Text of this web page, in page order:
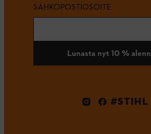
SÄHKÖPOSTIOSOITE
Lunasta nyt 10 %
#STIHL